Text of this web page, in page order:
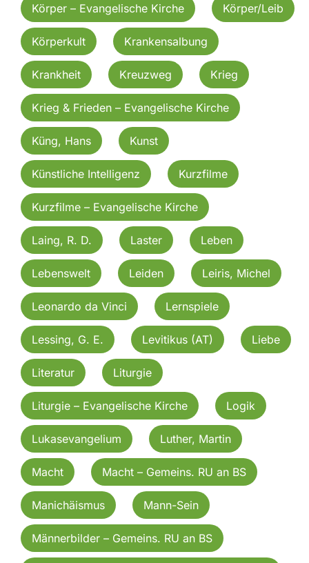
Körper – Evangelische Kirche Körper/Leib
Körperkult Krankensalbung
Krankheit Kreuzweg Krieg
Krieg & Frieden – Evangelische Kirche
Küng, Hans Kunst
Künstliche Intelligenz Kurzfilme
Kurzfilme – Evangelische Kirche
Laing, R. D. Laster Leben
Lebenswelt Leiden Leiris, Michel
Leonardo da Vinci Lernspiele
Lessing, G. E. Levitikus (AT) Liebe
Literatur Liturgie
Liturgie – Evangelische Kirche Logik
Lukasevangelium Luther, Martin
Macht Macht – Gemeins. RU an BS
Manichäismus Mann-Sein
Männerbilder – Gemeins. RU an BS